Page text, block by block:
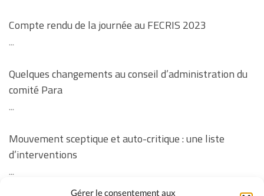
Gérer le consentement aux
Compte rendu de la journée au FECRIS 2023
...
Quelques changements au conseil d’administration du
comité Para
...
Mouvement sceptique et auto-critique : une liste
d’interventions
...